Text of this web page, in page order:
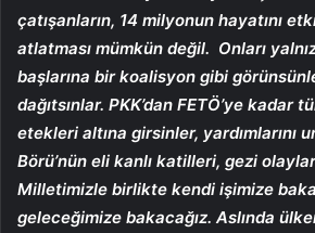
çatışanların, 14 milyonun hayatını
atlatması mümkün değil. Onları
başlarına bir koalisyon gibi
dağıtsınlar. PKK’dan FETÖ’ye kadar
etekleri altına girsinler, yardımlarını
Börü’nün eli kanlı katilleri, gezi
Milletimizle birlikte kendi işimize
geleceğimize bakacağız. Aslında